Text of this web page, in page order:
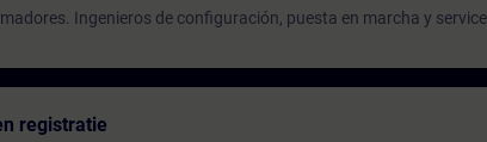
Ingenieros de configuración, puesta en marcha y service.
registratie